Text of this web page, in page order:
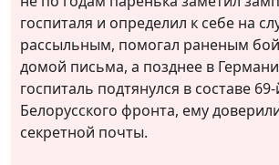
госпиталя и определил к себе на
рассыльным, помогал раненым
домой письма, а позднее в
госпиталь подтянулся в составе
Белорусского фронта, ему
секретной почты.